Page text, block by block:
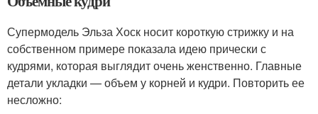
Супермодель Эльза Хоск носит короткую стрижку и на
собственном примере показала идею прически с
кудрями, которая выглядит очень женственно. Главные
детали укладки — объем у корней и кудри. Повторить ее
несложно: